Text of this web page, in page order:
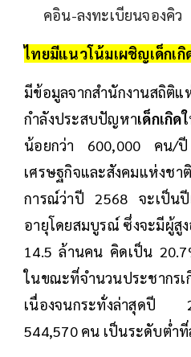
คอิน-ลงทะเบียนจองคิว
ไทยมีแนวโน้มเผชิญเด็กเ
มีข้อมูลจากสำนักงานสถิติ
กำลังประสบปัญหาเด็กเกิด
น้อยกว่า 600,000 คน
เศรษฐกิจและสังคมแห่งช
การณ์ว่าปี 2568 จะเป็นปี
อายุโดยสมบูรณ์ ซึ่งจะมีผู้สู
14.5 ล้านคน คิดเป็น
ในขณะที่จำนวนประชากร
เนื่องจนกระทั่งล่าสุดปี
544,570 คน เป็นระดับต่ำ